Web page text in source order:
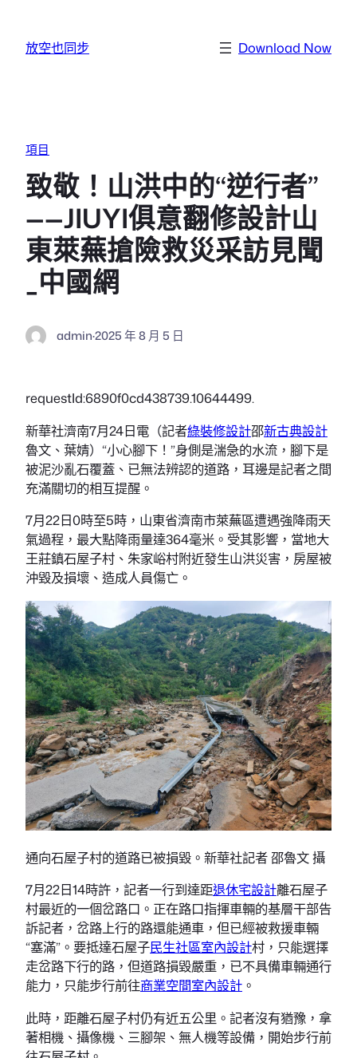
放空也同步 Download Now
項目
致敬！山洪中的“逆行者”
——JIUYI俱意翻修設計山
東萊蕪搶險救災采訪見聞
_中國網
admin·2025 年 8 月 5 日
requestId:6890f0cd438739.10644499.
新華社濟南7月24日電（記者綠裝修設計邵新古典設計
魯文、葉婧）“小心腳下！”身側是湍急的水流，腳下是
被泥沙亂石覆蓋、已無法辨認的道路，耳邊是記者之間
充滿關切的相互提醒。
7月22日0時至5時，山東省濟南市萊蕪區遭遇強降雨天
氣過程，最大點降雨量達364毫米。受其影響，當地大
王莊鎮石屋子村、朱家峪村附近發生山洪災害，房屋被
沖毀及損壞、造成人員傷亡。
通向石屋子村的道路已被損毀。新華社記者 邵魯文 攝
7月22日14時許，記者一行到達距退休宅設計離石屋子
村最近的一個岔路口。正在路口指揮車輛的基層干部告
訴記者，岔路上行的路還能通車，但已經被救援車輛
“塞滿”。要抵達石屋子民生社區室內設計村，只能選擇
走岔路下行的路，但道路損毀嚴重，已不具備車輛通行
能力，只能步行前往商業空間室內設計 。
此時，距離石屋子村仍有近五公里。記者沒有猶豫，拿
著相機、攝像機、三腳架、無人機等設備，開始步行前